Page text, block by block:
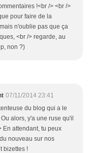
!<br /> <br />
pour faire de la
n'oublie pas que ça
<br /> regarde, au
non ?)
07/11/2014 23:41
du blog qui a le
alors, y'a une ruse qu'il
En attendant, tu peux
nouveau sur nos
bizettes !